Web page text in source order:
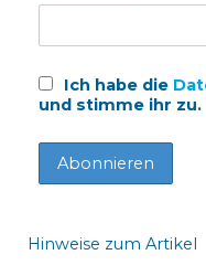
Ich habe die
und stimme ihr zu.
Hinweise zum Artikel